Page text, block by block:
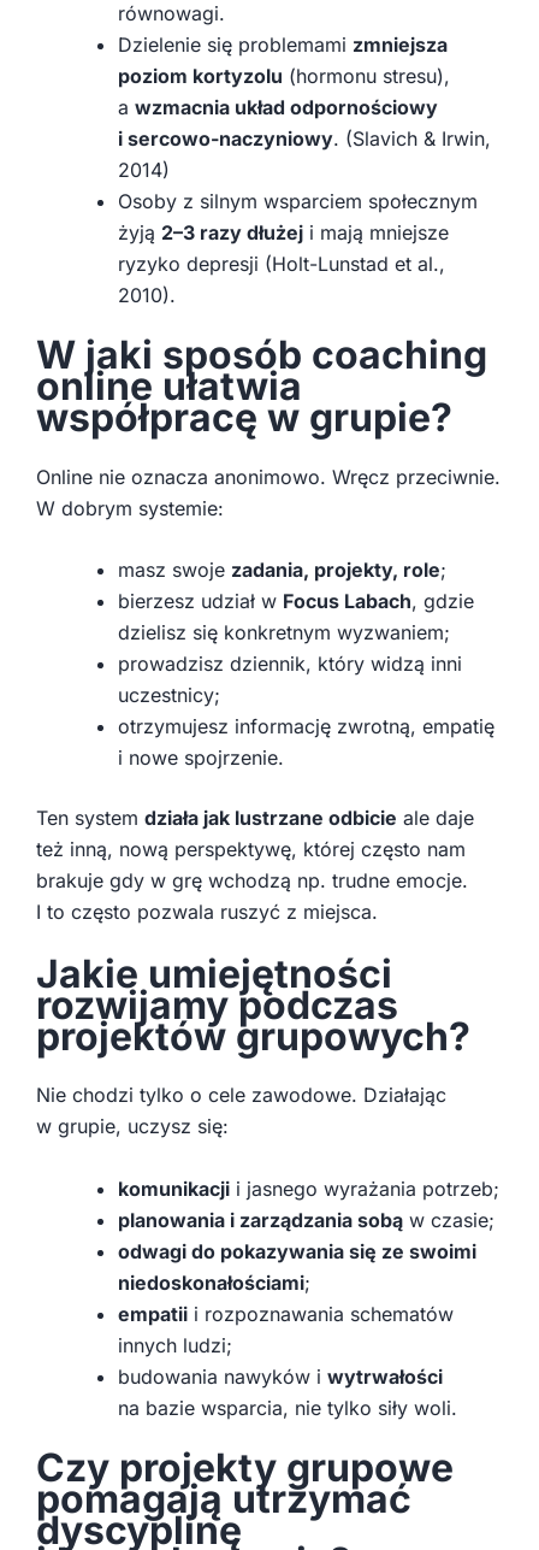
równowagi.
Dzielenie się problemami zmniejsza
poziom kortyzolu (hormonu stresu),
a wzmacnia układ odpornościowy
i sercowo-naczyniowy. (Slavich & Irwin,
2014)
Osoby z silnym wsparciem społecznym
żyją 2–3 razy dłużej i mają mniejsze
ryzyko depresji (Holt-Lunstad et al.,
2010).
W jaki sposób coaching
online ułatwia
współpracę w grupie?
Online nie oznacza anonimowo. Wręcz przeciwnie.
W dobrym systemie:
masz swoje zadania, projekty, role;
bierzesz udział w Focus Labach, gdzie
dzielisz się konkretnym wyzwaniem;
prowadzisz dziennik, który widzą inni
uczestnicy;
otrzymujesz informację zwrotną, empatię
i nowe spojrzenie.
Ten system działa jak lustrzane odbicie ale daje
też inną, nową perspektywę, której często nam
brakuje gdy w grę wchodzą np. trudne emocje.
I to często pozwala ruszyć z miejsca.
Jakie umiejętności
rozwijamy podczas
projektów grupowych?
Nie chodzi tylko o cele zawodowe. Działając
w grupie, uczysz się:
komunikacji i jasnego wyrażania potrzeb;
planowania i zarządzania sobą w czasie;
odwagi do pokazywania się ze swoimi
niedoskonałościami;
empatii i rozpoznawania schematów
innych ludzi;
budowania nawyków i wytrwałości
na bazie wsparcia, nie tylko siły woli.
Czy projekty grupowe
pomagają utrzymać
dyscyplinę